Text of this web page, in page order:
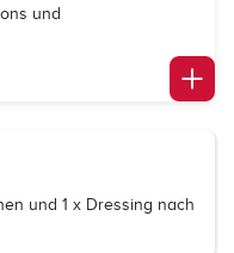
und
und 1 x Dressing nach